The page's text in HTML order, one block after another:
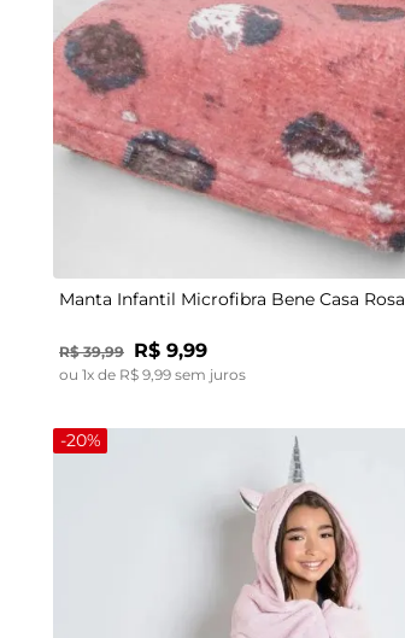
Manta Infantil Microfibra Bene Casa Rosa
R$ 39,99 R$ 9,99
ou 1x de R$ 9 99 sem juros
-20%